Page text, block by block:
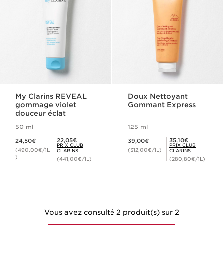
My Clarins REVEAL
gommage violet
douceur éclat
50 ml
24,50€
(490,00€/1L
)
Prix Club Clarins 22,05€
22,05€
PRIX CLUB
CLARINS
(441,00€/1L)
Doux Nettoyant
Gommant Express
125 ml
39,00€
(312,00€/1L)
Prix Club Clarins 35,10€
35,10€
PRIX CLUB
CLARINS
(280,80€/1L)
Vous avez consulté 2 produit(s) sur 2